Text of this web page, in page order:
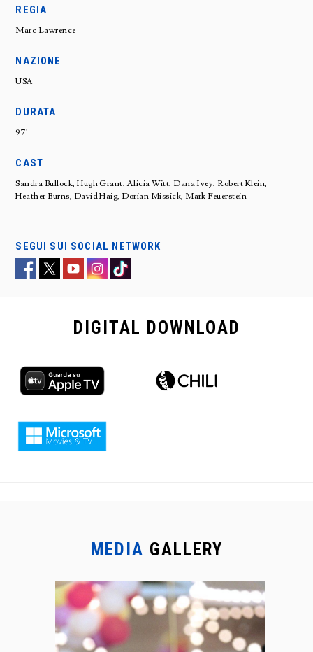
REGIA
Marc Lawrence
NAZIONE
USA
DURATA
97'
CAST
Sandra Bullock, Hugh Grant, Alicia Witt, Dana Ivey, Robert Klein,
Heather Burns, David Haig, Dorian Missick, Mark Feuerstein
SEGUI SUI SOCIAL NETWORK
DIGITAL DOWNLOAD
MEDIA GALLERY